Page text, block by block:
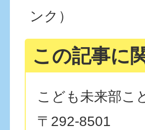
ンク）
この記事に
こども未来部こ
〒292-8501